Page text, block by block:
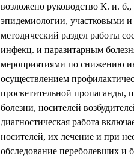
возложено руководство К. и.
эпидемиологии, участковыми
методический раздел работы
инфекц. и паразитарным
мероприятиями по снижению
осуществлением
просветительной пропаганды,
болезни, носителей
диагностическая работа
носителей, их лечение и при
обследование переболевших